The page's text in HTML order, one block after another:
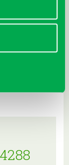
a etiketou